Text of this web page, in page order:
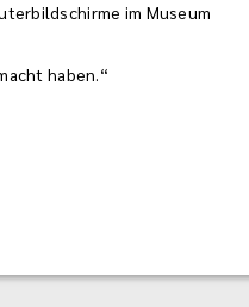
im Museum
haben.“